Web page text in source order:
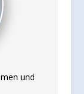
und